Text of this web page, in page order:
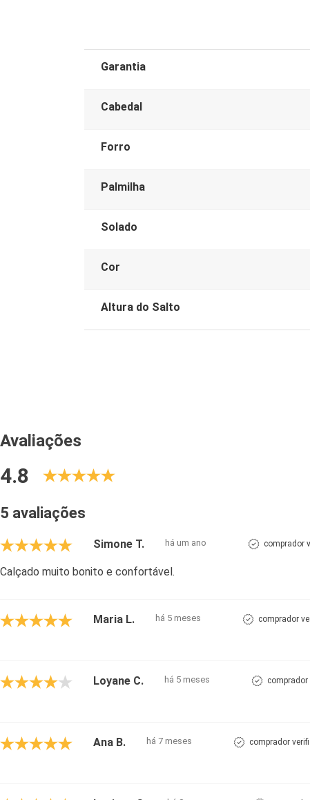
Garantia
Cabedal
Forro
Palmilha
Solado
Cor
Altura do Salto
Avaliações
4.8
5 avaliações
Simone T. há um ano comprador
Calçado muito bonito e confortável.
Maria L. há 5 meses comprador
Loyane C. há 5 meses
Ana B. há 7 meses comprador